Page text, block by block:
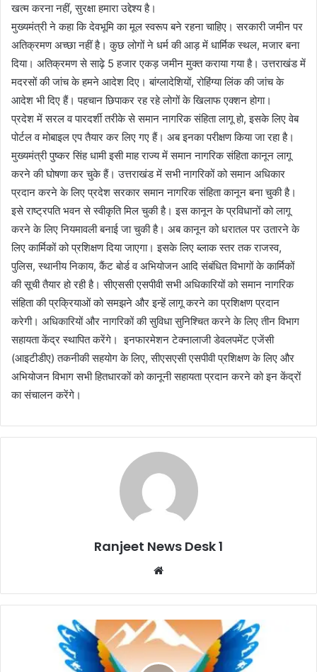
खत्म करना नहीं, सुरक्षा हमारा उद्देश्य है।
मुख्यमंत्री ने कहा कि देवभूमि का मूल स्वरूप बने रहना चाहिए। सरकारी जमीन पर
अतिक्रमण अच्छा नहीं है। कुछ लोगों ने धर्म की आड़ में धार्मिक स्थल, मजार बना
दिया। अतिक्रमण से साढ़े 5 हजार एकड़ जमीन मुक्त कराया गया है। उत्तराखंड में
मदरसों की जांच के हमने आदेश दिए। बांग्लादेशियों, रोहिंग्या लिंक की जांच के
आदेश भी दिए हैं। पहचान छिपाकर रह रहे लोगों के खिलाफ एक्शन होगा।
प्रदेश में सरल व पारदर्शी तरीके से समान नागरिक संहिता लागू हो, इसके लिए वेब
पोर्टल व मोबाइल एप तैयार कर लिए गए हैं। अब इनका परीक्षण किया जा रहा है।
मुख्यमंत्री पुष्कर सिंह धामी इसी माह राज्य में समान नागरिक संहिता कानून लागू
करने की घोषणा कर चुके हैं। उत्तराखंड में सभी नागरिकों को समान अधिकार
प्रदान करने के लिए प्रदेश सरकार समान नागरिक संहिता कानून बना चुकी है।
इसे राष्ट्रपति भवन से स्वीकृति मिल चुकी है। इस कानून के प्रविधानों को लागू
करने के लिए नियमावली बनाई जा चुकी है। अब कानून को धरातल पर उतारने के
लिए कार्मिकों को प्रशिक्षण दिया जाएगा। इसके लिए ब्लाक स्तर तक राजस्व,
पुलिस, स्थानीय निकाय, कैंट बोर्ड व अभियोजन आदि संबंधित विभागों के कार्मिकों
की सूची तैयार हो रही है। सीएससी एसपीवी सभी अधिकारियों को समान नागरिक
संहिता की प्रक्रियाओं को समझने और इन्हें लागू करने का प्रशिक्षण प्रदान
करेगी। अधिकारियों और नागरिकों की सुविधा सुनिश्चित करने के लिए तीन विभाग
सहायता केंद्र स्थापित करेंगे। इनफारमेशन टेक्नालाजी डेवलपमेंट एजेंसी
(आइटीडीए) तकनीकी सहयोग के लिए, सीएसएसी एसपीवी प्रशिक्षण के लिए और
अभियोजन विभाग सभी हितधारकों को कानूनी सहायता प्रदान करने को इन केंद्रों
का संचालन करेंगे।
Ranjeet News Desk 1
te